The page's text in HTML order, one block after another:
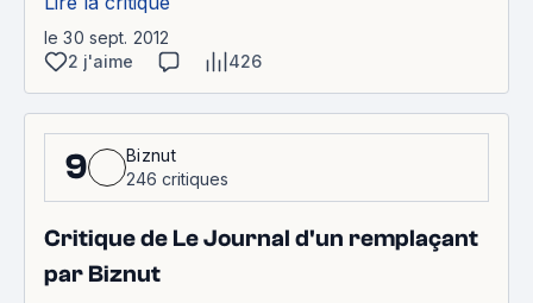
le 30 sept. 2012
2 j'aime
426
9
Biznut
246 critiques
Critique de Le Journal d'un remplaçant
par Biznut